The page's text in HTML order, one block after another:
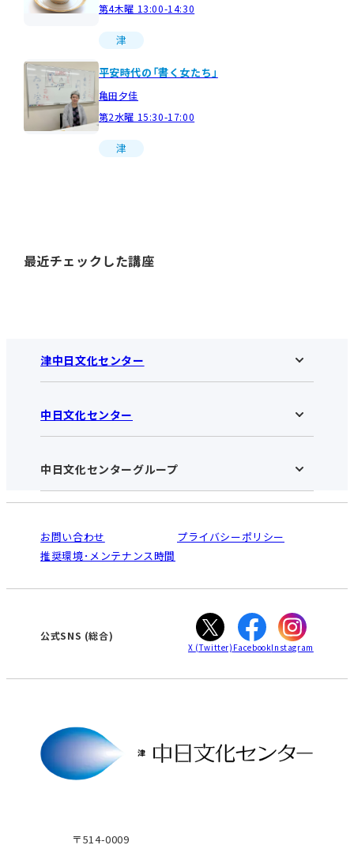
第4木曜 13:00-14:30
津
平安時代の「書く女たち」
亀田夕佳
第2水曜 15:30-17:00
津
最近チェックした講座
津中日文化センター
津中日文化センターHOME
お知らせ
アクセス･営業時間
お申し込みの流れ
入会と受講のご案内
中日文化センター
中日文化センターHOME
中日文化センターとは
受講規約・会員特典
ご利用ガイド
オンライン講座受講の手順
WEBサイトのよくある質問
中日文化センターグループ
南大高
犬山
高蔵寺
大垣
津
お問い合わせ
プライバシーポリシー
推奨環境･メンテナンス時間
〒514-0009
公式SNS (総合)
X (Twitter) FacebookInstagram